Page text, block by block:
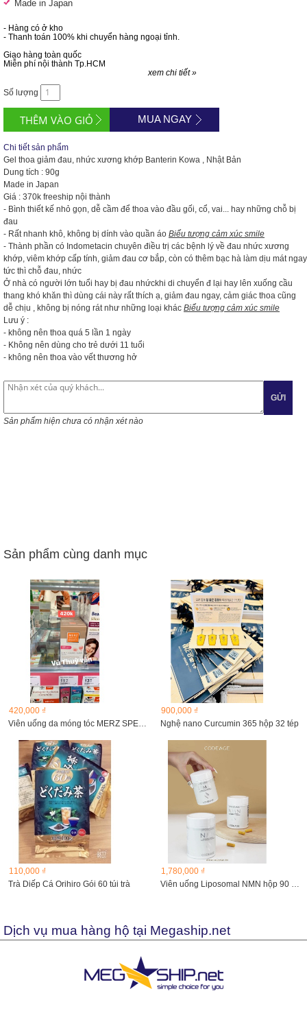
Made in Japan
- Hàng có ở kho
- Thanh toán 100% khi chuyển hàng ngoại tỉnh.
Giao hàng toàn quốc
Miễn phí nội thành Tp.HCM
xem chi tiết »
Số lượng
MUA NGAY
Chi tiết sản phẩm
Gel thoa giảm đau, nhức xương khớp Banterin Kowa , Nhật Bản
Dung tích : 90g
Made in Japan
Giá : 370k freeship nội thành
- Bình thiết kế nhỏ gọn, dễ cầm để thoa vào đầu gối, cổ, vai... hay những chỗ bị
đau
- Rất nhanh khô, không bị dính vào quần áo Biểu tượng cảm xúc smile
- Thành phần có Indometacin chuyên điều trị các bệnh lý về đau nhức xương
khớp, viêm khớp cấp tính, giảm đau cơ bắp, còn có thêm bạc hà làm dịu mát ngay
tức thì chỗ đau, nhức
Ở nhà có người lớn tuổi hay bị đau nhứckhi di chuyển đ lại hay lên xuống cầu
thang khó khăn thì dùng cái này rất thích ạ, giảm đau ngay, cảm giác thoa cũng
dễ chịu , không bị nóng rát như những loại khác Biểu tượng cảm xúc smile
Lưu ý :
- không nên thoa quá 5 lần 1 ngày
- Không nên dùng cho trẻ dưới 11 tuổi
- không nên thoa vào vết thương hở
GỬI
Sản phẩm hiện chưa có nhận xét nào
Sản phẩm cùng danh mục
420,000 ₫
Viên uống da móng tóc MERZ SPEZIAL DRAGEES
900,000 ₫
Nghệ nano Curcumin 365 hộp 32 tép
110,000 ₫
Trà Diếp Cá Orihiro Gói 60 túi trà
1,780,000 ₫
Viên uống Liposomal NMN hộp 90 viên
Dịch vụ mua hàng hộ tại Megaship.net